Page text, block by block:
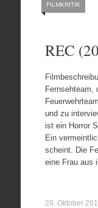
FILMKRITIK
REC
Fernsehteam,
und zu
ist ein Horror
Ein
scheint. Die
eine Frau aus
29. Oktober